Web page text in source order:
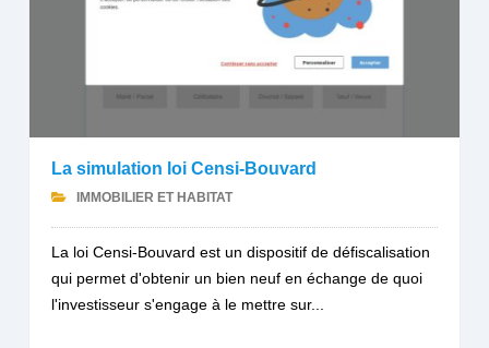
La simulation loi Censi-Bouvard
IMMOBILIER ET HABITAT
La loi Censi-Bouvard est un dispositif de défiscalisation
qui permet d'obtenir un bien neuf en échange de quoi
l'investisseur s'engage à le mettre sur...